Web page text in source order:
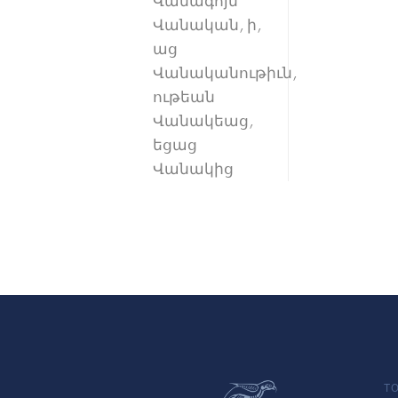
Վանական, ի,
աց
Վանականութիւն,
ութեան
Վանակեաց,
եցաց
Վանակից